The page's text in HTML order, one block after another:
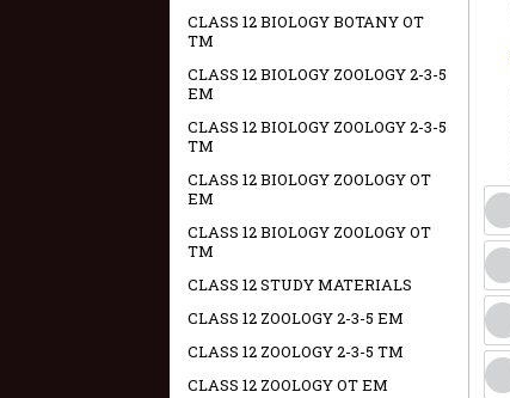
CLASS 12 BIOLOGY BOTANY OT
TM
CLASS 12 BIOLOGY ZOOLOGY 2-3-5
EM
CLASS 12 BIOLOGY ZOOLOGY 2-3-5
TM
CLASS 12 BIOLOGY ZOOLOGY OT
EM
CLASS 12 BIOLOGY ZOOLOGY OT
TM
CLASS 12 STUDY MATERIALS
CLASS 12 ZOOLOGY 2-3-5 EM
CLASS 12 ZOOLOGY 2-3-5 TM
CLASS 12 ZOOLOGY OT EM